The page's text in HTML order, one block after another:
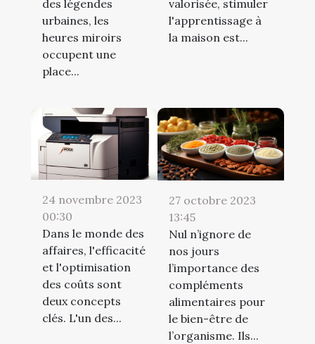
des légendes
urbaines, les
heures miroirs
occupent une
place...
valorisée, stimuler
l'apprentissage à
la maison est...
24 novembre 2023
00:30
Dans le monde des
affaires, l'efficacité
et l'optimisation
des coûts sont
deux concepts
clés. L'un des...
27 octobre 2023
13:45
Nul n’ignore de
nos jours
l’importance des
compléments
alimentaires pour
le bien-être de
l’organisme. Ils...